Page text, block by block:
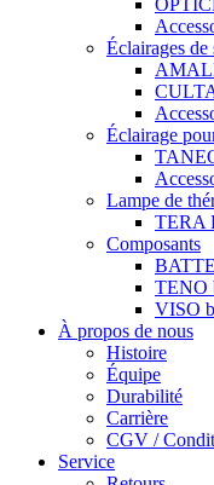
Éclairages de
Éclairage
Lampe de
TERA
Composants
TENO
VISO
À propos de nous
Histoire
Équipe
Durabilité
Carrière
CGV /
Service